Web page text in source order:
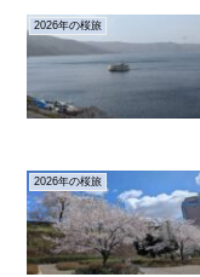
2026年の桜旅
2026年の桜旅